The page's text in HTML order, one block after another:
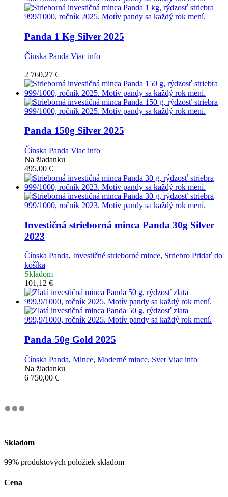
Panda 1 Kg Silver 2025
Čínska Panda Viac info
2 760,27 €
Panda 150g Silver 2025
Čínska Panda Viac info
Na žiadanku
495,00 €
Investičná strieborná minca Panda 30g Silver
2023
Čínska Panda, Investičné strieborné mince, Striebro Pridať do
košíka
Skladom
101,12 €
Panda 50g Gold 2025
Čínska Panda, Mince, Moderné mince, Svet Viac info
Na žiadanku
6 750,00 €
Skladom
99% produktových položiek skladom
Cena